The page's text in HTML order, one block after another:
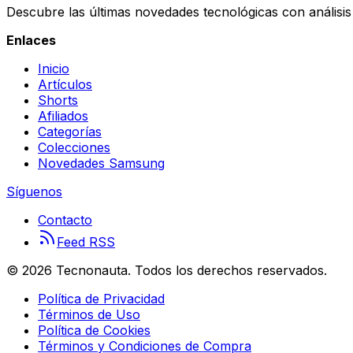
Descubre las últimas novedades tecnológicas con
Enlaces
Inicio
Artículos
Shorts
Afiliados
Categorías
Colecciones
Novedades Samsung
Síguenos
Contacto
Feed RSS
© 2026 Tecnonauta. Todos los derechos reservados.
Política de Privacidad
Términos de Uso
Política de Cookies
Términos y Condiciones de Compra